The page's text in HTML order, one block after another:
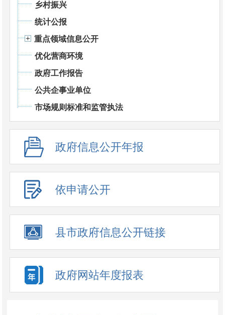
乡村振兴
统计公报
重点领域信息公开
优化营商环境
政府工作报告
公共企事业单位
市场规则标准和监管执法
政府信息公开年报
依申请公开
县市政府信息公开链接
政府网站年度报表